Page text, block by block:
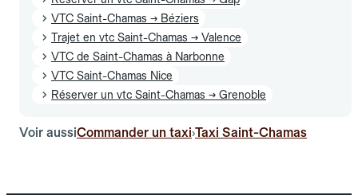
VTC Saint-Chamas → Béziers
Trajet en vtc Saint-Chamas → Valence
VTC de Saint-Chamas à Narbonne
VTC Saint-Chamas Nice
Réserver un vtc Saint-Chamas → Grenoble
Voir aussiCommander un taxi›Taxi Saint-Chamas